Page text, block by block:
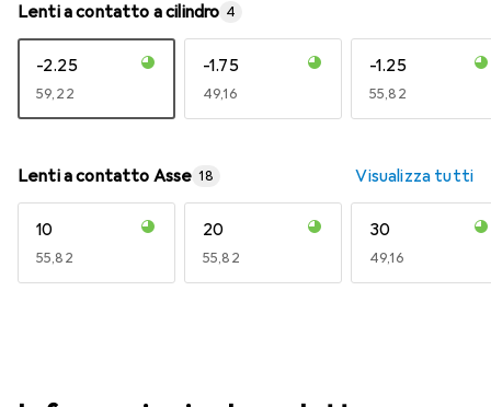
Lenti a contatto a cilindro 4
-2.25
EUR
59,22
-1.75
EUR
49,16
-1.25
EUR
55,82
Lenti a contatto Asse 18 Visualizza tutti
10
EUR
55,82
20
EUR
55,82
30
EUR
49,16